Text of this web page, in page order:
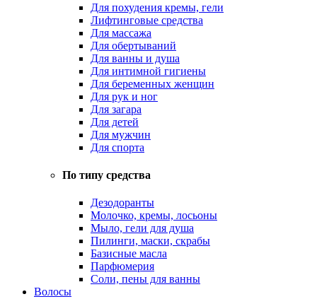
Для похудения кремы, гели
Лифтинговые средства
Для массажа
Для обертываний
Для ванны и душа
Для интимной гигиены
Для беременных женщин
Для рук и ног
Для загара
Для детей
Для мужчин
Для спорта
По типу средства
Дезодоранты
Молочко, кремы, лосьоны
Мыло, гели для душа
Пилинги, маски, скрабы
Базисные масла
Парфюмерия
Соли, пены для ванны
Волосы